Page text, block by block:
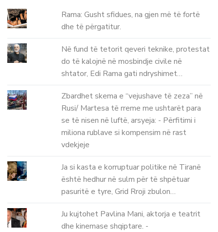
Rama: Gusht sfidues, na gjen më të fortë
dhe të përgatitur.
Në fund të tetorit qeveri teknike, protestat
do të kalojnë në mosbindje civile në
shtator, Edi Rama gati ndryshimet…
Zbardhet skema e “vejushave të zeza” në
Rusi/ Martesa të rreme me ushtarët para
se të nisen në luftë, arsyeja: - Përfitimi i
miliona rublave si kompensim në rast
vdekjeje
Ja si kasta e korruptuar politike në Tiranë
është hedhur në sulm për të shpëtuar
pasuritë e tyre, Grid Rroji zbulon…
Ju kujtohet Pavlina Mani, aktorja e teatrit
dhe kinemase shqiptare. -